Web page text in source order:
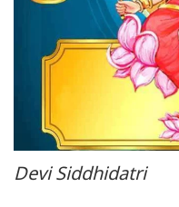
Devi Siddhidatri